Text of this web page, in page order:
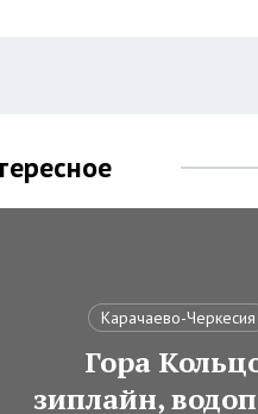
Карачаево-Черкесия
Гора
зиплайн,